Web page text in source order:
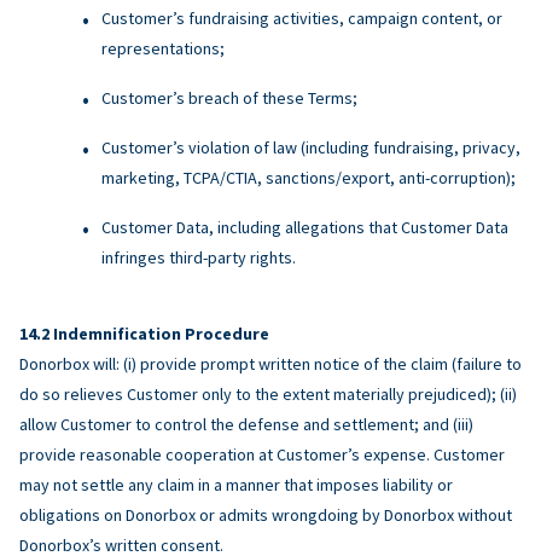
Customer’s fundraising activities, campaign content, or
representations;
Customer’s breach of these Terms;
Customer’s violation of law (including fundraising, privacy,
marketing, TCPA/CTIA, sanctions/export, anti-corruption);
Customer Data, including allegations that Customer Data
infringes third-party rights.
Indemnification Procedure
Donorbox will: (i) provide prompt written notice of the claim (failure to
do so relieves Customer only to the extent materially prejudiced); (ii)
allow Customer to control the defense and settlement; and (iii)
provide reasonable cooperation at Customer’s expense. Customer
may not settle any claim in a manner that imposes liability or
obligations on Donorbox or admits wrongdoing by Donorbox without
Donorbox’s written consent.